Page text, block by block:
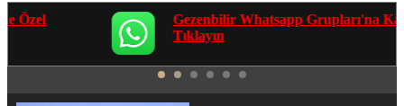
Gezenbilir Whatsapp Grupları'na Katılmak İçin
Tıklayın